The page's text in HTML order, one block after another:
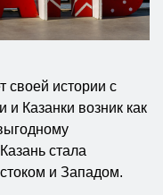
своей истории с
и Казанки возник как
стала
и Западом.